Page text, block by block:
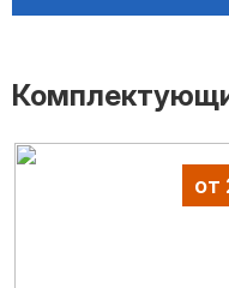
от